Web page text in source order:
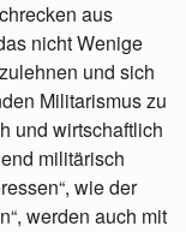
aus
nicht Wenige
und sich
Militarismus zu
und wirtschaftlich
militärisch
wie der
werden auch mit